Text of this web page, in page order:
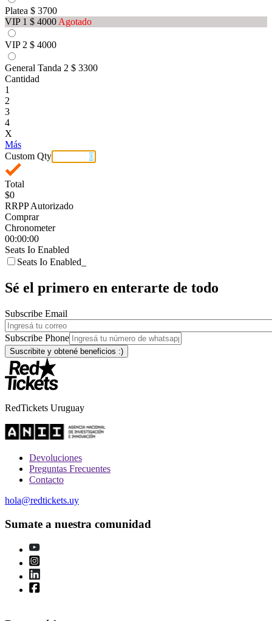
Platea $ 3700
VIP 1 $ 4000 Agotado
VIP 2 $ 4000
General Tanda 2 $ 3300
Cantidad
1
2
3
4
X
Más
Custom Qty
Total
$0
RRPP Autorizado
Comprar
Chronometer
00:00:00
Seats Io Enabled
Seats Io Enabled_
Sé el primero en enterarte de todo
Subscribe Email
Subscribe Phone
RedTickets Uruguay
Devoluciones
Preguntas Frecuentes
Contacto
hola@redtickets.uy
Sumate a nuestra comunidad